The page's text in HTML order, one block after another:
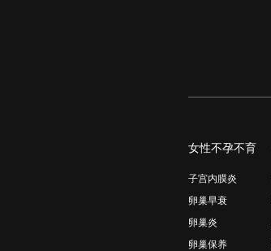
女性不孕不育
子宫内膜炎
卵巢早衰
卵巢炎
卵巢保养